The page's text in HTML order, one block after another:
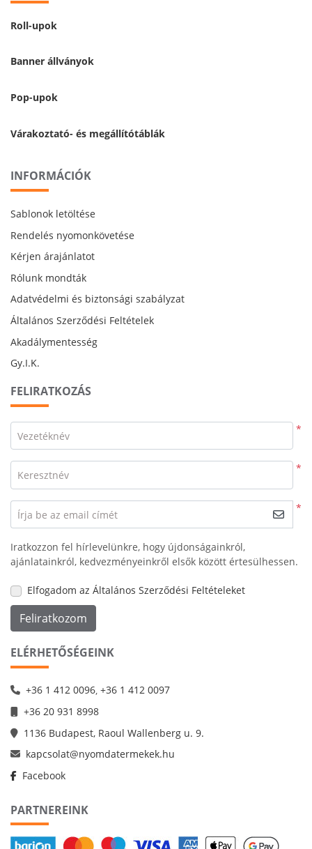
Roll-upok
Banner állványok
Pop-upok
Várakoztató- és megállítótáblák
INFORMÁCIÓK
Sablonok letöltése
Rendelés nyomonkövetése
Kérjen árajánlatot
Rólunk mondták
Adatvédelmi és biztonsági szabályzat
Általános Szerződési Feltételek
Akadálymentesség
Gy.I.K.
FELIRATKOZÁS
*
Vezetéknév
*
Keresztnév
*
Írja be az email címét
Iratkozzon fel hírlevelünkre, hogy újdonságainkról,
ajánlatainkról, kedvezményeinkről elsők között értesülhessen.
Elfogadom az Általános Szerződési Feltételeket
Feliratkozom
ELÉRHETŐSÉGEINK
+36 1 412 0096, +36 1 412 0097
+36 20 931 8998
1136 Budapest, Raoul Wallenberg u. 9.
kapcsolat@nyomdatermekek.hu
Facebook
PARTNEREINK